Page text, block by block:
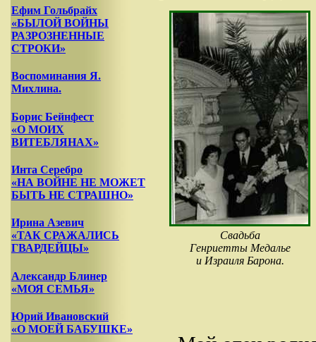
Ефим Гольбрайх
«БЫЛОЙ ВОЙНЫ
РАЗРОЗНЕННЫЕ
СТРОКИ»
Воспоминания Я.
Михлина.
Борис Бейнфест
«О МОИХ
ВИТЕБЛЯНАХ»
Инта Серебро
«НА ВОЙНЕ НЕ МОЖЕТ
БЫТЬ НЕ СТРАШНО»
Ирина Азевич
«ТАК СРАЖАЛИСЬ
ГВАРДЕЙЦЫ»
Александр Блинер
«МОЯ СЕМЬЯ»
Юрий Ивановский
«О МОЕЙ БАБУШКЕ»
Свадьба
Генриетты Медалье
и Израиля Барона.